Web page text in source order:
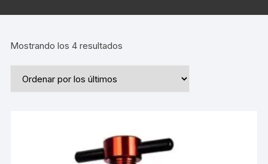
Mostrando los 4 resultados